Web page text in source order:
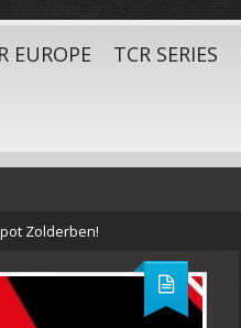
EUROPE TCR SERIES
Zolderben!